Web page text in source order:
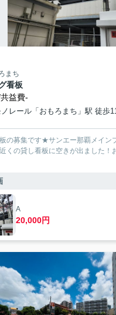
まち
看板
益費-
レール「おもろまち」駅 徒歩
の募集です★サンエー那覇メイン
くの貸し看板に空きが出ました！
A
20,000円